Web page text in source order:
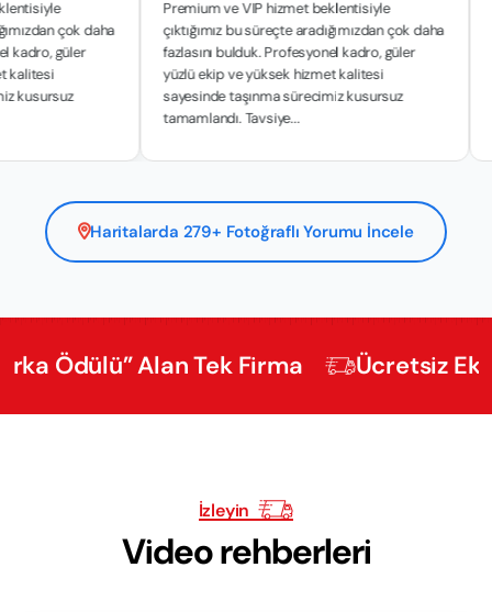
çok daha
kadro, güler
kalitesi
kusursuz
Premium ve VIP hizmet beklentisiyle
çıktığımız bu süreçte aradığımızdan çok daha
fazlasını bulduk. Profesyonel kadro, güler
yüzlü ekip ve yüksek hizmet kalitesi
sayesinde taşınma sürecimiz kusursuz
tamamlandı. Tavsiye...
Haritalarda 279+ Fotoğraflı Yorumu İncele
Alan Tek Firma Ücretsiz Ekspertiz
İzleyin
Video rehberleri